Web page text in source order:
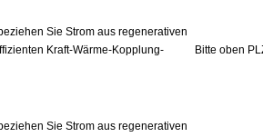
Sie Strom aus regenerativen
Kraft-Wärme-Kopplung-
Bitte oben
Sie Strom aus regenerativen